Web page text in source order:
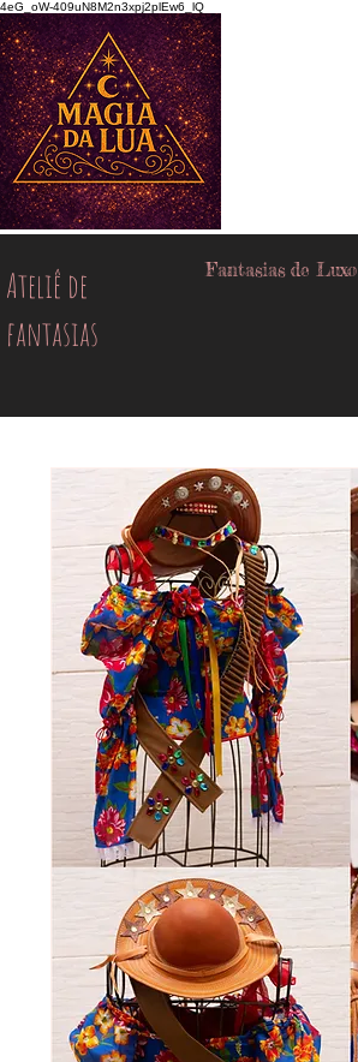
409uN8M2n3xpj2plEw6_lQ
Ateliê de
fantasias
Fantasias de Luxo